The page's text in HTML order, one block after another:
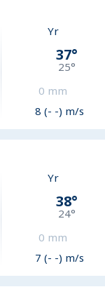
Yr
37°
25°
0 mm
8 (- -) m/s
Yr
38°
24°
0 mm
7 (- -) m/s